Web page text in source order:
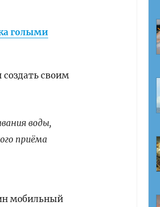
голыми
своим
воды,
приёма
мобильный